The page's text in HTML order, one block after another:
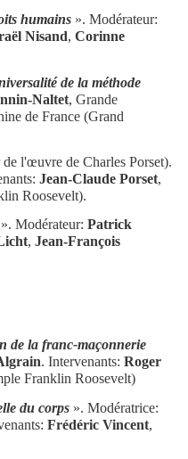
humains ». Modérateur:
Nisand, Corinne
de la méthode
Naltet, Grande
de France (Grand
l'œuvre de Charles Porset).
Jean-Claude Porset,
Roosevelt).
». Modérateur: Patrick
, Jean-François
de la franc-maçonnerie
. Intervenants: Roger
Franklin Roosevelt)
du corps ». Modératrice:
Frédéric Vincent,